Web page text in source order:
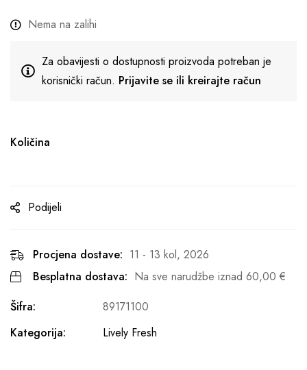
Nema na zalihi
Za obavijesti o dostupnosti proizvoda potreban je
korisnički račun. Prijavite se ili kreirajte račun
Količina
Podijeli
Procjena dostave: 11 - 13 kol, 2026
Besplatna dostava: Na sve narudžbe iznad 60,00 €
Šifra:
89171100
Kategorija:
Lively Fresh